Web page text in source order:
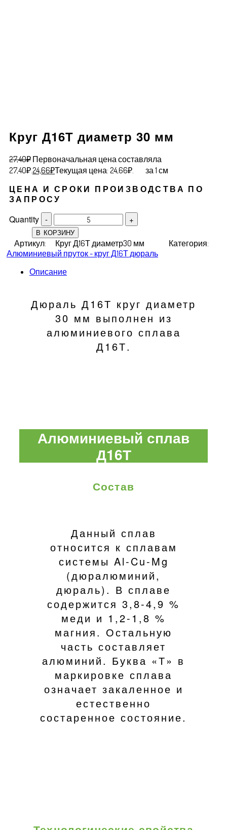
Круг Д16Т диаметр 30 мм
27,40₽ Первоначальная цена составляла
27,40₽.24,66₽Текущая цена: 24,66₽.
за 1 см
ЦЕНА И СРОКИ ПРОИЗВОДСТВА ПО
ЗАПРОСУ
Quantity
В КОРЗИНУ
Артикул: Круг Д16Т диаметр30 мм
Категория:
Алюминиевый пруток - круг Д16Т дюраль
Описание
Дюраль Д16Т круг диаметр
30 мм выполнен из
алюминиевого сплава
Д16Т.
Алюминиевый сплав
Д16Т
Состав
Данный сплав
относится к сплавам
системы Al-Cu-Mg
(дюралюминий,
дюраль). В сплаве
содержится 3,8-4,9 %
меди и 1,2-1,8 %
магния. Остальную
часть составляет
алюминий. Буква «Т» в
маркировке сплава
означает закаленное и
естественно
состаренное состояние.